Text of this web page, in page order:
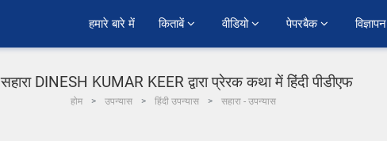
हमारे बारे में किताबें वीडियो पेपरबैक विज्ञापन
सहारा DINESH KUMAR KEER द्वारा प्रेरक कथा में हिंदी पीडीएफ
होम उपन्यास हिंदी उपन्यास सहारा - उपन्यास